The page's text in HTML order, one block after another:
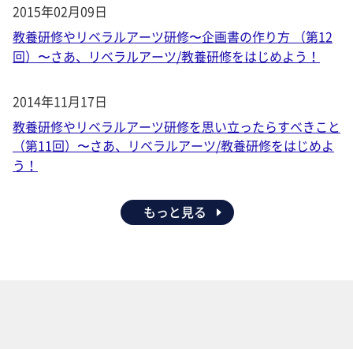
2015年02月09日
教養研修やリベラルアーツ研修〜企画書の作り方 （第12
回）〜さあ、リベラルアーツ/教養研修をはじめよう！
2014年11月17日
教養研修やリベラルアーツ研修を思い立ったらすべきこと
（第11回）〜さあ、リベラルアーツ/教養研修をはじめよ
う！
もっと見る